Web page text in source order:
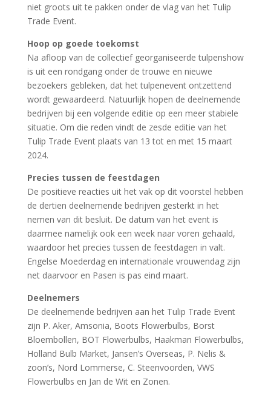
niet groots uit te pakken onder de vlag van het Tulip
Trade Event.
Hoop op goede toekomst
Na afloop van de collectief georganiseerde tulpenshow
is uit een rondgang onder de trouwe en nieuwe
bezoekers gebleken, dat het tulpenevent ontzettend
wordt gewaardeerd. Natuurlijk hopen de deelnemende
bedrijven bij een volgende editie op een meer stabiele
situatie. Om die reden vindt de zesde editie van het
Tulip Trade Event plaats van 13 tot en met 15 maart
2024.
Precies tussen de feestdagen
De positieve reacties uit het vak op dit voorstel hebben
de dertien deelnemende bedrijven gesterkt in het
nemen van dit besluit. De datum van het event is
daarmee namelijk ook een week naar voren gehaald,
waardoor het precies tussen de feestdagen in valt.
Engelse Moederdag en internationale vrouwendag zijn
net daarvoor en Pasen is pas eind maart.
Deelnemers
De deelnemende bedrijven aan het Tulip Trade Event
zijn P. Aker, Amsonia, Boots Flowerbulbs, Borst
Bloembollen, BOT Flowerbulbs, Haakman Flowerbulbs,
Holland Bulb Market, Jansen’s Overseas, P. Nelis &
zoon’s, Nord Lommerse, C. Steenvoorden, VWS
Flowerbulbs en Jan de Wit en Zonen.